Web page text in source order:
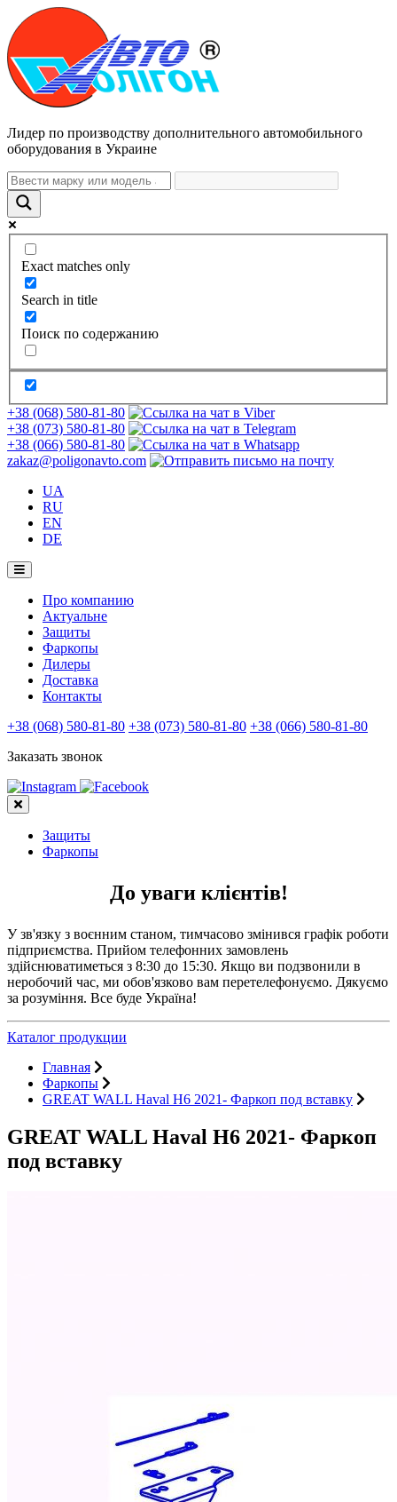
Лидер по производству дополнительного автомобильного
оборудования в Украине
Exact matches only
Search in title
Поиск по содержанию
+38 (068) 580-81-80
+38 (073) 580-81-80
+38 (066) 580-81-80
zakaz@poligonavto.com
UA
RU
EN
DE
Про компанию
Актуальне
Защиты
Фаркопы
Дилеры
Доставка
Контакты
+38 (068) 580-81-80 +38 (073) 580-81-80 +38 (066) 580-81-80
Заказать звонок
Защиты
Фаркопы
До уваги клієнтів!
У зв'язку з воєнним станом, тимчасово змінився графік роботи
підприємства. Прийом телефонних замовлень
здійснюватиметься з 8:30 до 15:30. Якщо ви подзвонили в
неробочий час, ми обов'язково вам перетелефонуємо. Дякуємо
за розуміння. Все буде Україна!
Каталог продукции
Главная
Фаркопы
GREAT WALL Haval H6 2021- Фаркоп под вставку
GREAT WALL Haval H6 2021- Фаркоп
под вставку